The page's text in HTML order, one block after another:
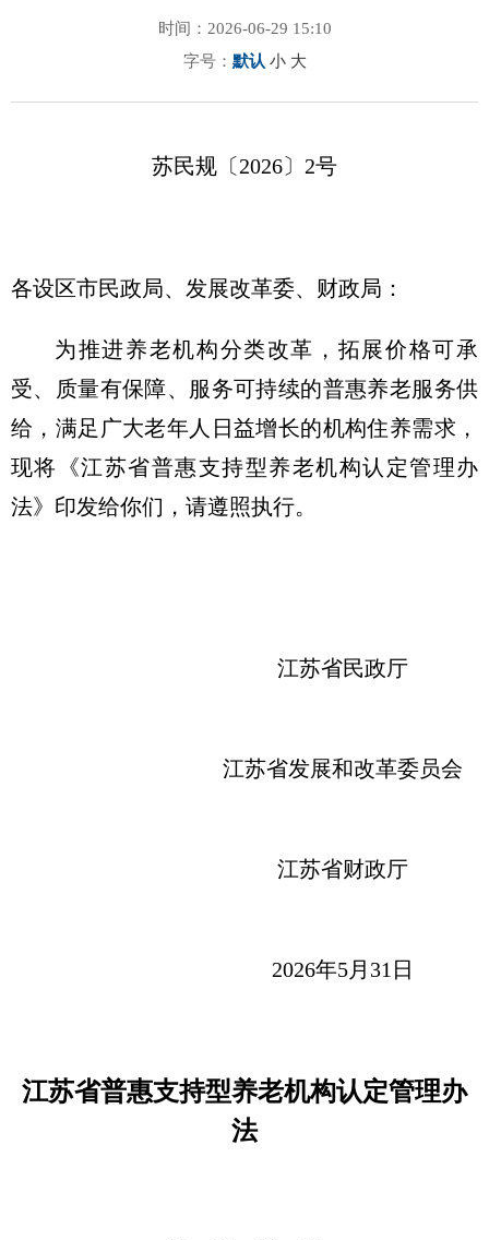
时间：2026-06-29 15:10
字号： 默认 小 大
苏民规〔2026〕2号
各设区市民政局、发展改革委、财政局：
为推进养老机构分类改革，拓展价格可承
受、质量有保障、服务可持续的普惠养老服务供
给，满足广大老年人日益增长的机构住养需求，
现将《江苏省普惠支持型养老机构认定管理办
法》印发给你们，请遵照执行。
江苏省民政厅
江苏省发展和改革委员会
江苏省财政厅
2026年5月31日
江苏省普惠支持型养老机构认定管理办
法